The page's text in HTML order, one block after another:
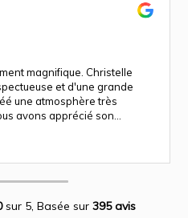
magnifique. Christelle
et d'une grande
une atmosphère très
avons apprécié son
fut une expérience des plus
sur 5, Basée sur 395 avis